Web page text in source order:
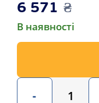
6 571 ₴
В наявності
-